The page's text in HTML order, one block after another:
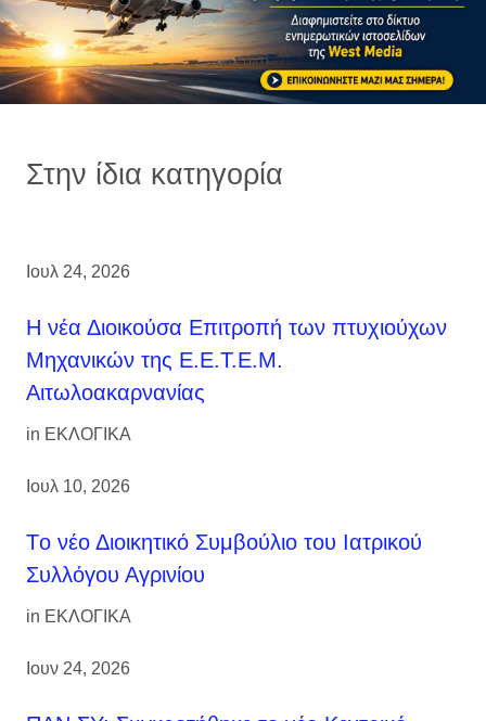
Στην ίδια κατηγορία
Ιουλ 24, 2026
H νέα Διοικούσα Επιτροπή των πτυχιούχων
Μηχανικών της Ε.Ε.Τ.Ε.Μ.
Αιτωλοακαρνανίας
in ΕΚΛΟΓΙΚΑ
Ιουλ 10, 2026
Tο νέο Διοικητικό Συμβούλιο του Ιατρικού
Συλλόγου Αγρινίου
in ΕΚΛΟΓΙΚΑ
Ιουν 24, 2026